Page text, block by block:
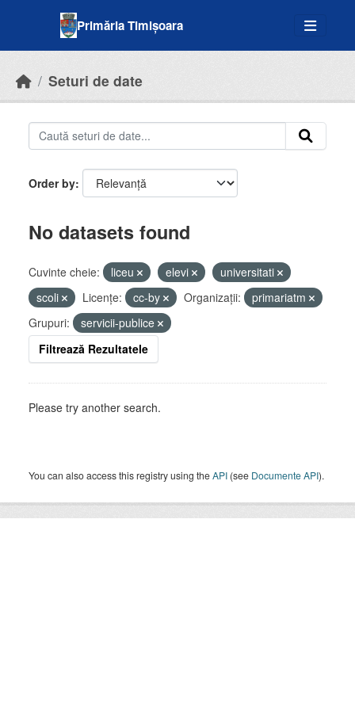
Primăria Timișoara
Seturi de date
Order by
No datasets found
Cuvinte cheie: liceu elevi
universitati
scoli
Licenţe: cc-by Organizații:
primariatm
Grupuri:
servicii-publice
Filtrează Rezultatele
Please try another search.
You can also access this registry using theAPI (see Documente API).